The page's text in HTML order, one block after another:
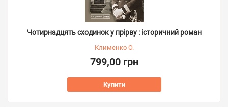
Чотирнадцять сходинок у прірву : історичний роман
Клименко О.
799,00 грн
Купити